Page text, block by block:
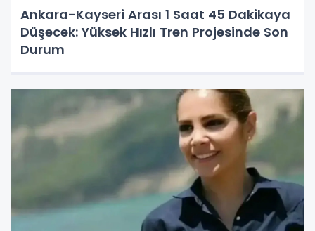
Ankara-Kayseri Arası 1 Saat 45 Dakikaya
Düşecek: Yüksek Hızlı Tren Projesinde Son
Durum